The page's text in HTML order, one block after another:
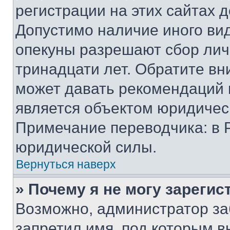
регистрации на этих сайтах
Допустимо наличие иного
опекуны разрешают сбор
тринадцати лет. Обратите
может давать
является объектом
Примечание переводчика: в
юридической силы.
Вернуться наверх
» Почему я не могу
Возможно, администратор